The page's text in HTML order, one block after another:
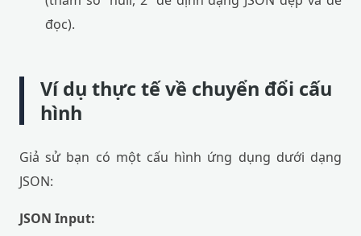
đọc).
Ví dụ thực tế về chuyển đổi cấu
hình
Giả sử bạn có một cấu hình ứng dụng dưới dạng
JSON:
JSON Input: